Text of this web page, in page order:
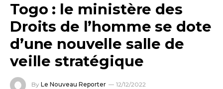
Togo : le ministère des
Droits de l’homme se dote
d’une nouvelle salle de
veille stratégique
By Le Nouveau Reporter
12/12/2022